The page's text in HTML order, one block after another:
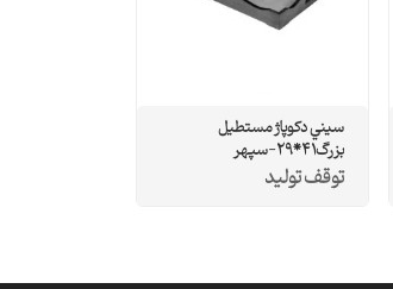
سيني دکوپاژ مستطيل
بزرگ41*29-سپهر
توقف تولید